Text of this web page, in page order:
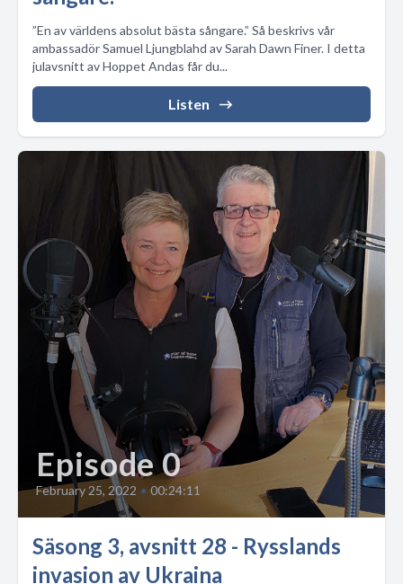
”En av världens absolut bästa sångare.” Så beskrivs vår
ambassadör Samuel Ljungblahd av Sarah Dawn Finer. I detta
julavsnitt av Hoppet Andas får du...
Listen
Episode 0
February 25, 2022 • 00:24:11
Säsong 3, avsnitt 28 - Rysslands
invasion av Ukraina